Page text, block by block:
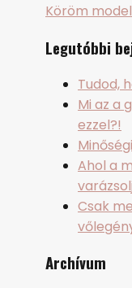
Köröm
Legutóbbi
Tudod,
Mi az a
ezzel?!
Ahol a
Csak
Archívum